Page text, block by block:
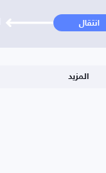
انتقال
المزيد